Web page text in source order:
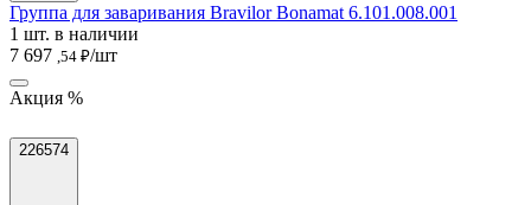
Группа для заваривания Bravilor Bonamat 6.101.008.001
1 шт. в наличии
7 697 ,54 ₽/шт
Акция %
226574